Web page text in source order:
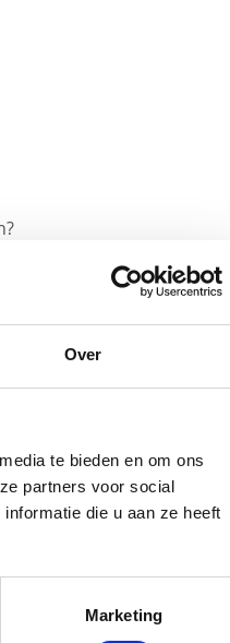
Over
te bieden en om ons
partners voor social
die u aan ze heeft
Marketing